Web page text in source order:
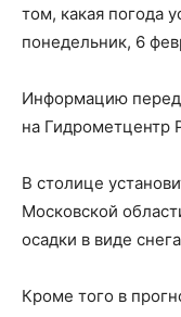
том, какая погода
понедельник, 6
Информацию
на Гидрометцентр
В столице
Московской
осадки в виде
Кроме того в